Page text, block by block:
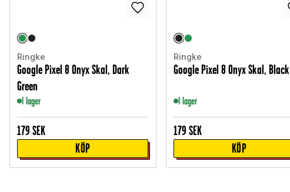
Ringke
Google Pixel 8 Onyx Skal, Dark
Green
I lager
179 SEK
KÖP
Ringke
Google Pixel 8 Onyx Skal, Black
I lager
179 SEK
KÖP